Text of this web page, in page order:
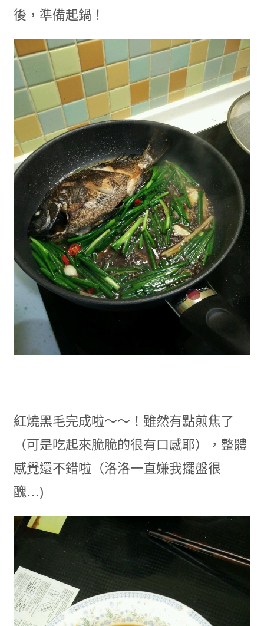
後，準備起鍋！
紅燒黑毛完成啦～～！雖然有點煎焦了
（可是吃起來脆脆的很有口感耶），整體
感覺還不錯啦（洛洛一直嫌我擺盤很
醜…)